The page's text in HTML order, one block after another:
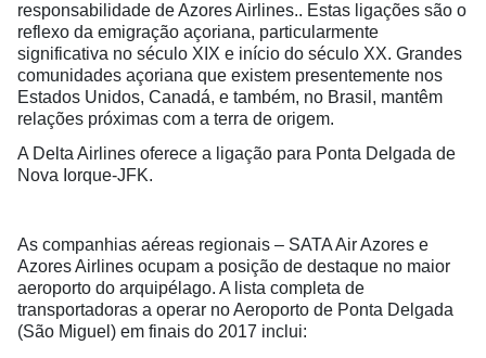
responsabilidade de Azores Airlines.. Estas ligações são o
reflexo da emigração açoriana, particularmente
significativa no século XIX e início do século XX. Grandes
comunidades açoriana que existem presentemente nos
Estados Unidos, Canadá, e também, no Brasil, mantêm
relações próximas com a terra de origem.
A Delta Airlines oferece a ligação para Ponta Delgada de
Nova Iorque-JFK.
As companhias aéreas regionais – SATA Air Azores e
Azores Airlines ocupam a posição de destaque no maior
aeroporto do arquipélago. A lista completa de
transportadoras a operar no Aeroporto de Ponta Delgada
(São Miguel) em finais do 2017 inclui: